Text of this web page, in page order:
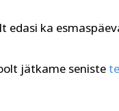
ka
jätkame seniste